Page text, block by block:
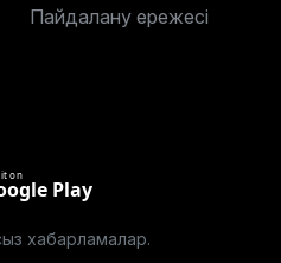
Пайдалану ережесі
on
Play
хабарламалар.